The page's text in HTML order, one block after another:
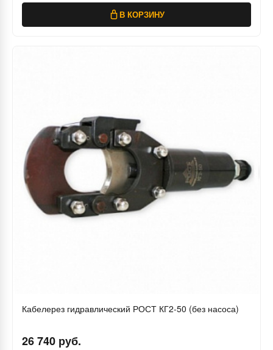
В КОРЗИНУ
Кабелерез гидравлический РОСТ КГ2-50 (без насоса)
26 740 руб.